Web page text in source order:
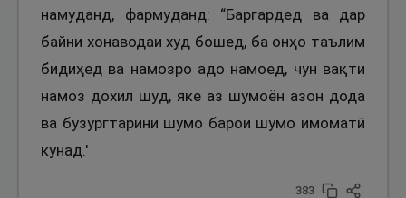
намуданд, фармуданд: “Баргардед ва дар
байни хонаводаи худ бошед, ба онҳо таълим
бидиҳед ва намозро адо намоед, чун вақти
намоз дохил шуд, яке аз шумоён азон дода
ва бузургтарини шумо барои шумо имоматӣ
кунад.'
383